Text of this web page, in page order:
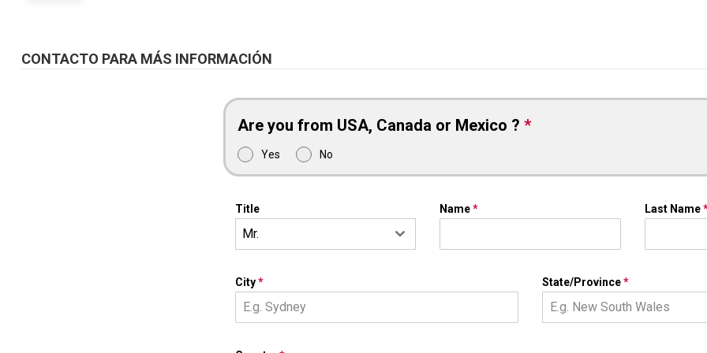
CONTACTO PARA MÁS INFORMACIÓN
Are you from USA, Canada or Mexico ? *
Yes No
Title
Mr.
Name* Last Name
City* State/Province*